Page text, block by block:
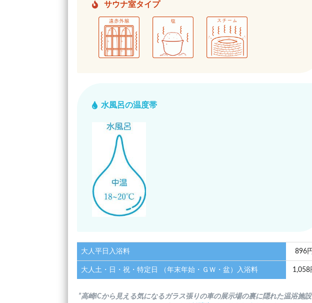
サウナ室タイプ
水風呂の温度帯
大人平日入浴料 896
大人土・日・祝・特定日 （年末年始・ＧＷ・盆）入浴料 1,058
”高崎ICから見える気になるガラス張りの車の展示場の裏に隠れた温浴施設